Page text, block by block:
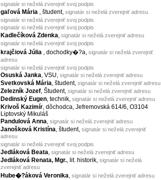
signatár si neželá zverejniť svoj podpis
gaľová Mária , študent, signatár si neželá zverejniť adresu
signatár si neželá zverejniť svoj podpis
signatár si neželá zverejniť svoj podpis
Kadlečíková Zdenka, signatár si neželá zverejniť adresu
signatár si neželá zverejniť svoj podpis
krajčiová Júlia , dochodky�?a, signatár si neželá zverejniť
adresu
signatár si neželá zverejniť svoj podpis
Osuská Janka, VSU, signatár si neželá zverejniť adresu
Svetkovská Mária, študent, signatár si neželá zverejniť adresu
Zelezník Jozef, Študent, signatár si neželá zverejniť adresu
Dedinský Eugen, technik, signatár si neželá zverejniť adresu
Krivoš Kazimír , dôchodca, Jefremovská 614/6, O3104
Liptovský Mikuláš
Pandulová Anna, signatár si neželá zverejniť adresu
Janošková Kristína, študent, signatár si neželá zverejniť
adresu
signatár si neželá zverejniť svoj podpis
Jedláková Beata signatár si neželá zverejniť adresu
Jedláková Renata, Mgr. , lit. historik, signatár si neželá
zverejniť adresu
Hube�?áková Veronika, signatár si neželá zverejniť adresu